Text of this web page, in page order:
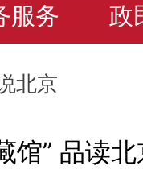
服务 政
北京
馆” 品读